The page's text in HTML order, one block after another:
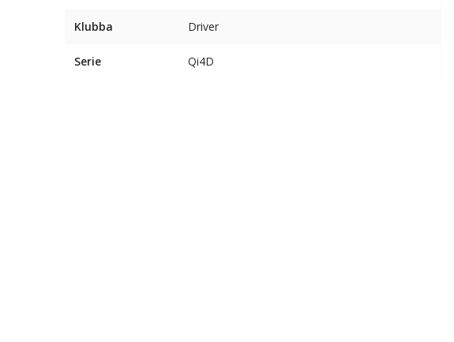
Klubba Driver
Serie Qi4D